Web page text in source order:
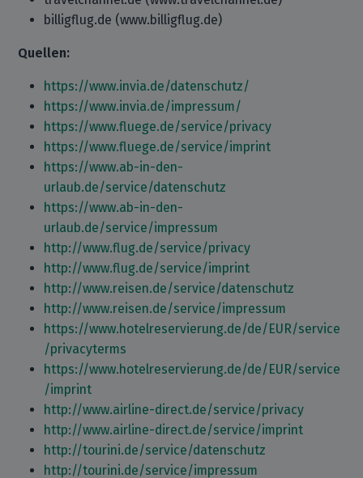
billigflug.de (www.billigflug.de)
Quellen:
https://www.invia.de/datenschutz/
https://www.invia.de/impressum/
https://www.fluege.de/service/privacy
https://www.fluege.de/service/imprint
https://www.ab-in-den-
urlaub.de/service/datenschutz
https://www.ab-in-den-
urlaub.de/service/impressum
http://www.flug.de/service/privacy
http://www.flug.de/service/imprint
http://www.reisen.de/service/datenschutz
http://www.reisen.de/service/impressum
https://www.hotelreservierung.de/de/EUR/service
/privacyterms
https://www.hotelreservierung.de/de/EUR/service
/imprint
http://www.airline-direct.de/service/privacy
http://www.airline-direct.de/service/imprint
http://tourini.de/service/datenschutz
http://tourini.de/service/impressum